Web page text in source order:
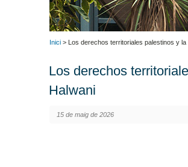
Inici > Los derechos territoriales palestinos y
Los derechos
Halwani
15 de maig de 2026